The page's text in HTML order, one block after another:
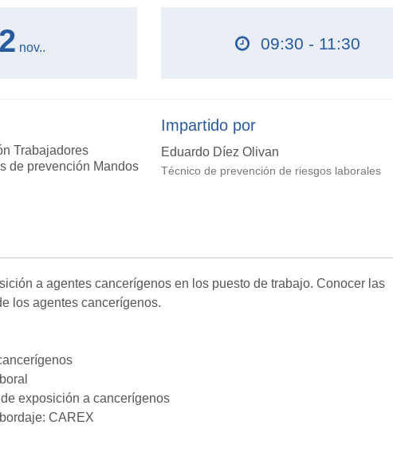
nov.. 09:30 - 11:30
Trabajadores
de prevención Mandos
Impartido por
Eduardo Díez Olivan
Técnico de prevención de riesgos laborales
a agentes cancerígenos en los puesto de trabajo. Conocer las
los agentes cancerígenos.
exposición a cancerígenos
CAREX